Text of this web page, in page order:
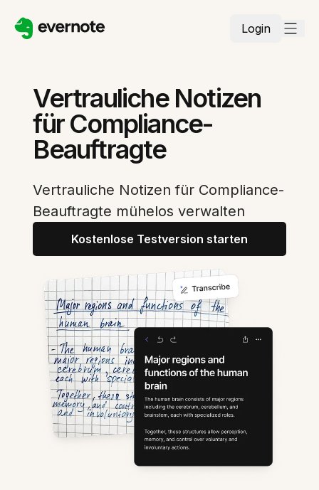
Login
Vertrauliche Notizen
für Compliance-
Beauftragte
Vertrauliche Notizen für Compliance-
Beauftragte mühelos verwalten
Kostenlose Testversion starten